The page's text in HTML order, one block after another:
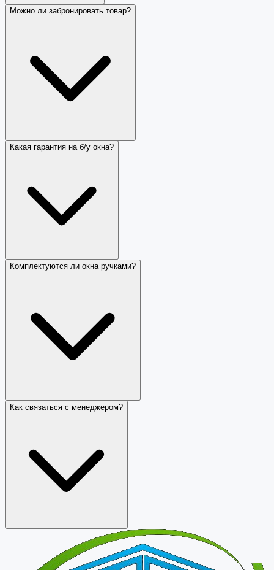
Можно ли забронировать товар?
Какая гарантия на б/у окна?
Комплектуются ли окна ручками?
Как связаться с менеджером?